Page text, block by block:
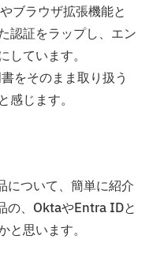
ブラウザ拡張機能と
認証をラップし、エン
しています。
をそのまま取り扱う
じます。
ついて、簡単に紹介
の、OktaやEntra IDと
思います。